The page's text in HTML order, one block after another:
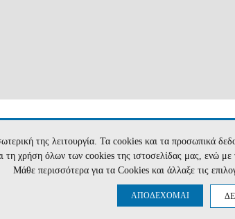
Ανάπτυξη:Hyper Center
της λειτουργία. Τα cookies και τα προσωπικά
χρήση όλων των cookies της ιστοσελίδας μας, ενώ
Μάθε περισσότερα για τα Cookies και άλλαξε τις
ΑΠΟΔΕΧΟΜΑΙ